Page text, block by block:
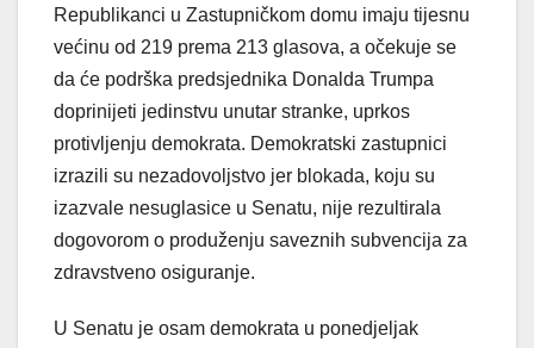
Republikanci u Zastupničkom domu imaju tijesnu
većinu od 219 prema 213 glasova, a očekuje se
da će podrška predsjednika Donalda Trumpa
doprinijeti jedinstvu unutar stranke, uprkos
protivljenju demokrata. Demokratski zastupnici
izrazili su nezadovoljstvo jer blokada, koju su
izazvale nesuglasice u Senatu, nije rezultirala
dogovorom o produženju saveznih subvencija za
zdravstveno osiguranje.
U Senatu je osam demokrata u ponedjeljak